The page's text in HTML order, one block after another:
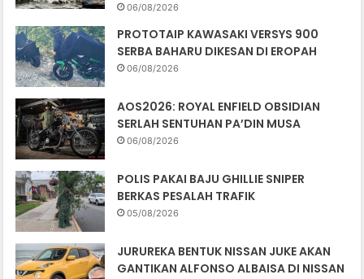
06/08/2026
PROTOTAIP KAWASAKI VERSYS 900
SERBA BAHARU DIKESAN DI EROPAH
06/08/2026
AOS2026: ROYAL ENFIELD OBSIDIAN
SERLAH SENTUHAN PA’DIN MUSA
06/08/2026
POLIS PAKAI BAJU GHILLIE SNIPER
BERKAS PESALAH TRAFIK
05/08/2026
JURUREKA BENTUK NISSAN JUKE AKAN
GANTIKAN ALFONSO ALBAISA DI NISSAN